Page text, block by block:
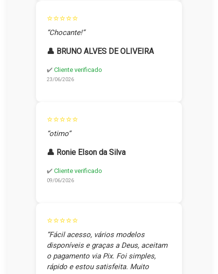
⭐⭐⭐⭐⭐
“Chocante!”
👤 BRUNO ALVES DE OLIVEIRA
✔️ Cliente verificado
23/06/2026
⭐⭐⭐⭐⭐
“otimo”
👤 Ronie Elson da Silva
✔️ Cliente verificado
09/06/2026
⭐⭐⭐⭐⭐
“Fácil acesso, vários modelos
disponíveis e graças a Deus, aceitam
o pagamento via Pix. Foi simples,
rápido e estou satisfeita. Muito